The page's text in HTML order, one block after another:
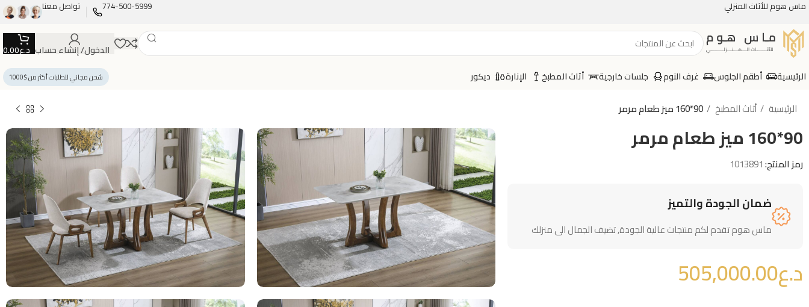
ماس هوم للأثاث المنزلي 774-500-5999 تواصل معنا
الدخول/ إنشاء حساب د.ع0.00
الرئيسية
أطقم الجلوس غرف النوم جلسات خارجية أثاث المطبخ الإنارة ديكور شحن مجاني للطلبات أكثر من $1000
الرئيسية أثاث المطبخ 90*160 ميز طعام مرمر
90*160 ميز طعام مرمر
رمز المنتج:1013891
ضمان الجودة والتميز
ماس هوم تقدم لكم منتجات عالية الجودة, تضيف الجمال الى منزلك
د.ع505,000.00